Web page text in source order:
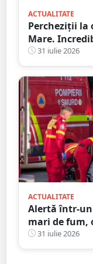
ACTUALITATE
Percheziții la
Mare.
publici
31 iulie 2026
ACTUALITATE
Alertă într-un
mari de fum,
Pompieri
31 iulie 2026